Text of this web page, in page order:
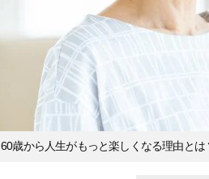
60歳から人生がもっと楽しくなる理由と